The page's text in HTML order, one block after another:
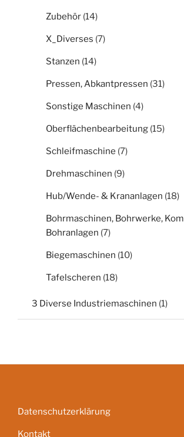
Zubehör (14)
X_Diverses (7)
Stanzen (14)
Pressen, Abkantpressen (31)
Sonstige Maschinen (4)
Oberflächenbearbeitung (15)
Schleifmaschine (7)
Drehmaschinen (9)
Hub/Wende- & Krananlagen (18)
Bohrmaschinen, Bohrwerke,
Bohranlagen (7)
Biegemaschinen (10)
Tafelscheren (18)
3 Diverse Industriemaschinen (1)
Datenschutzerklärung
Kontakt